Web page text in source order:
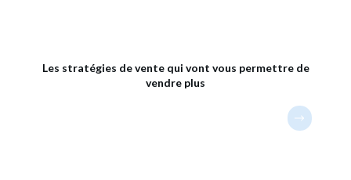
Les stratégies de vente qui vont vous permettre de
vendre plus